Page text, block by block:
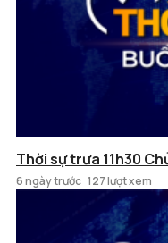
Thời sự trưa 11h30
6 ngày trước 127 lượt xem